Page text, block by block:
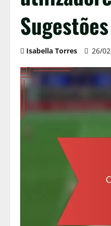
Isabella Torres 26/